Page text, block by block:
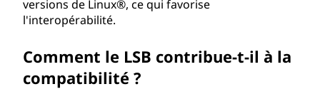
versions de Linux®, ce qui favorise
l'interopérabilité.
Comment le LSB contribue-t-il à la
compatibilité ?